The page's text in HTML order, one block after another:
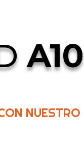
A10
NUESTRO